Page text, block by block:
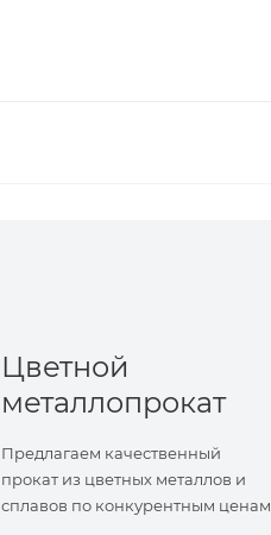
Цветной
металлопрокат
Предлагаем качественный
прокат из цветных металлов и
сплавов по конкурентным ценам.